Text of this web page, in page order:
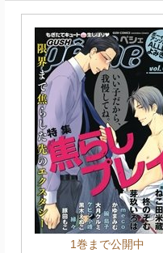
1巻まで公開中